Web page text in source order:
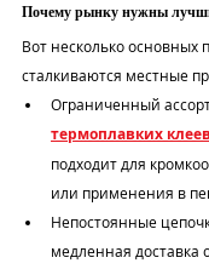
Почему рынку нужны
Вот несколько основных
сталкиваются местные
Ограниченный
термоплавких
подходит для
или применения в
Непостоянные
медленная доставка